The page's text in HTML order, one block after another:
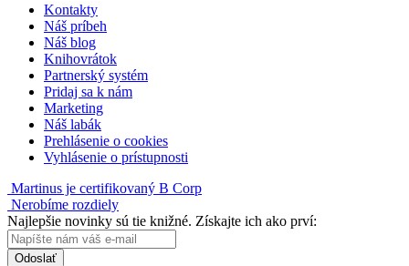
Kontakty
Náš príbeh
Náš blog
Knihovrátok
Partnerský systém
Pridaj sa k nám
Marketing
Náš labák
Prehlásenie o cookies
Vyhlásenie o prístupnosti
Martinus je certifikovaný B Corp
Nerobíme rozdiely
Najlepšie novinky sú tie knižné. Získajte ich ako prví:
Odoslať